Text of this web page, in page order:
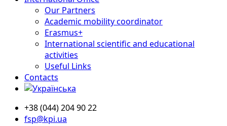
Our Partners
Academic mobility coordinator
Erasmus+
International scientific and educational
activities
Useful Links
Contacts
+38 (044) 204 90 22
fsp@kpi.ua